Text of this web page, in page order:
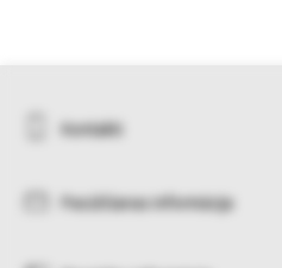
Kontakti
Pasūtīšanas informācija